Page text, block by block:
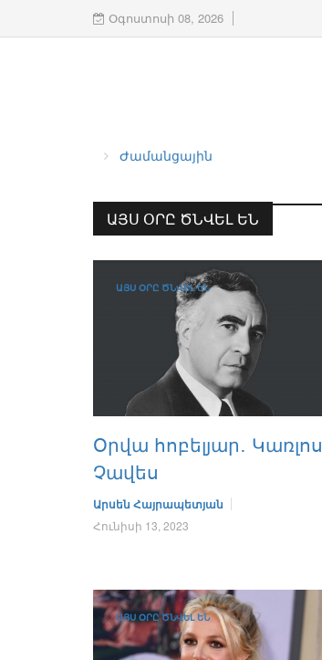
Օգոստոսի 08, 2026
Ժամանցային
ԱՅՍ ՕՐԸ ԾՆՎԵԼ ԵՆ
ԱՅՍ ՕՐԸ ԾՆՎԵԼ ԵՆ
Օրվա հոբելյար․ Կառլոս
Չավես
Արսեն Հայրապետյան
Հունիսի 13, 2023
ԱՅՍ ՕՐԸ ԾՆՎԵԼ ԵՆ